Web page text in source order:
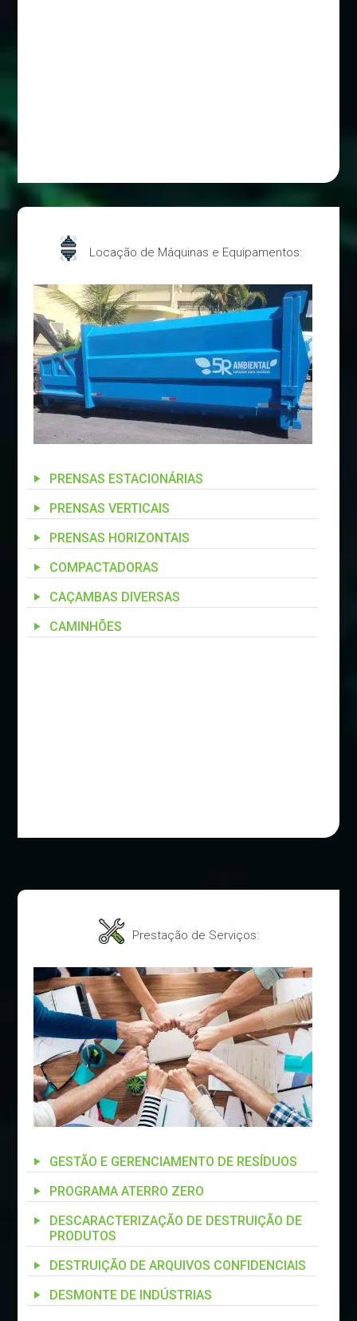
Locação de Máquinas e Equipamentos:
PRENSAS ESTACIONÁRIAS
PRENSAS VERTICAIS
PRENSAS HORIZONTAIS
COMPACTADORAS
CAÇAMBAS DIVERSAS
CAMINHÕES
Prestação de Serviços:
GESTÃO E GERENCIAMENTO DE RESÍDUOS
PROGRAMA ATERRO ZERO
DESCARACTERIZAÇÃO DE DESTRUIÇÃO DE
PRODUTOS
DESTRUIÇÃO DE ARQUIVOS CONFIDENCIAIS
DESMONTE DE INDÚSTRIAS